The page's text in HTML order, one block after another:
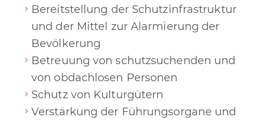
Bereitstellung der Schutzinfrastruktur
und der Mittel zur Alarmierung der
Bevölkerung
Betreuung von schutzsuchenden und
von obdachlosen Personen
Schutz von Kulturgütern
Verstärkung der Führungsorgane und